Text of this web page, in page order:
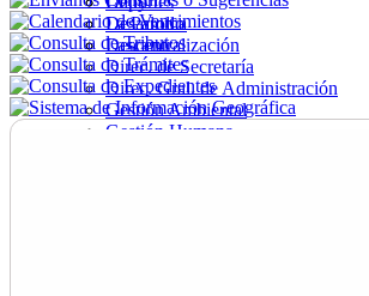
Desarrollo
Descentralización
Direc. de Secretaría
Direc. Gral. de Administración
Gestión Ambiental
Gestión Humana
La Paloma
Lascano